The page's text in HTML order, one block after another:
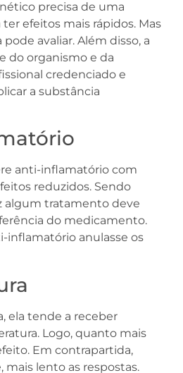
precisa de uma
efeitos mais rápidos. Mas
pode avaliar. Além disso, a
do organismo e da
credenciado e
a substância
anti-inflamatório com
reduzidos. Sendo
algum tratamento deve
do medicamento.
inflamatório anulasse os
ela tende a receber
Logo, quanto mais
Em contrapartida,
lento as respostas.